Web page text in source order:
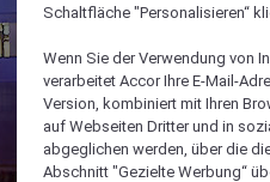
Schaltfläche "Personalisieren“
Wenn Sie der Verwendung von
verarbeitet Accor Ihre E-Mail-
Version, kombiniert mit Ihren
auf Webseiten Dritter und in
abgeglichen werden, über die
Abschnitt "Gezielte Werbung“